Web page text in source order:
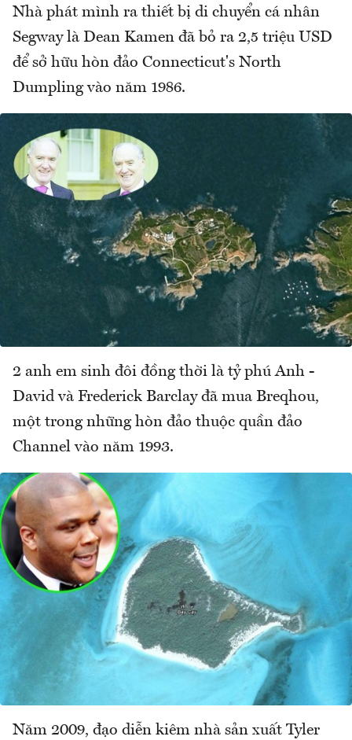
Nhà phát mình ra thiết bị di chuyển cá nhân
Segway là Dean Kamen đã bỏ ra 2,5 triệu USD
để sở hữu hòn đảo Connecticut's North
Dumpling vào năm 1986.
2 anh em sinh đôi đồng thời là tỷ phú Anh -
David và Frederick Barclay đã mua Breqhou,
một trong những hòn đảo thuộc quần đảo
Channel vào năm 1993.
Năm 2009, đạo diễn kiêm nhà sản xuất Tyler